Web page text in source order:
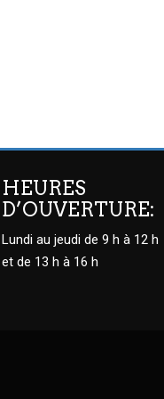
HEURES
D’OUVERTURE:
Lundi au jeudi de 9 h à 12 h
et de 13 h à 16 h